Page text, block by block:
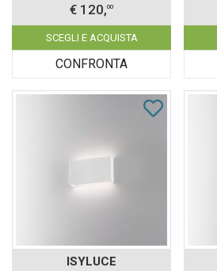
€ 120,00
SCEGLI E ACQUISTA
CONFRONTA
ISYLUCE